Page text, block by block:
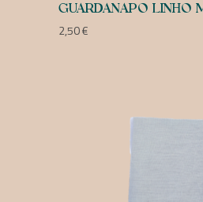
GUARDANAPO LINHO
2,50€